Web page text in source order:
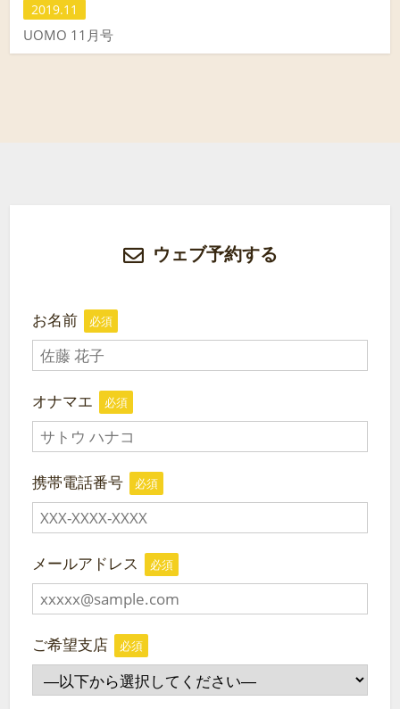
2019.11
UOMO 11月号
ウェブ予約する
お名前 必須
オナマエ 必須
携帯電話番号 必須
メールアドレス 必須
ご希望支店 必須